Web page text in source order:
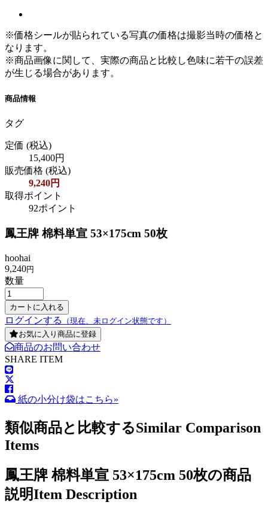
※価格シールが貼られている写真の価格は撮影当時の価格と
なります。
※商品画像に関して、実際の商品と比較し色味に若干の誤差
が生じる場合があります。
商品情報
タグ
定価 (税込)
15,400円
販売価格 (税込)
9,240円
取得ポイント
92ポイント
鳳王牌 棉料単宣 53×175cm 50枚
hoohai
9,240円
数量
ログインする
（現在、未ログイン状態です）
お気に入り商品に登録
商品のお問い合わせ
SHARE ITEM
紙の小分け袋はこちら»
類似商品と比較するSimilar Comparison
Items
鳳王牌 棉料単宣 53×175cm 50枚の商品
説明Item Description